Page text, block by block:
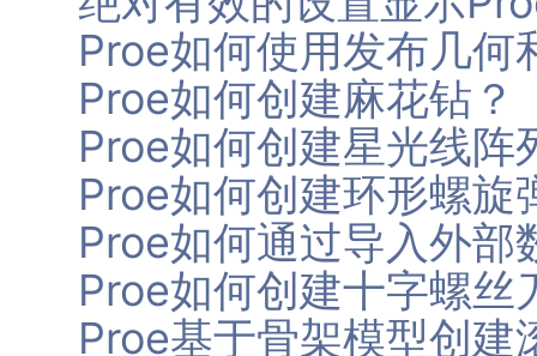
Proe如何使用发布几何
Proe如何创建麻花钻？
Proe如何创建星光线阵
Proe如何创建环形螺旋
Proe如何通过导入外部
Proe如何创建十字螺丝
Proe基于骨架模型创建